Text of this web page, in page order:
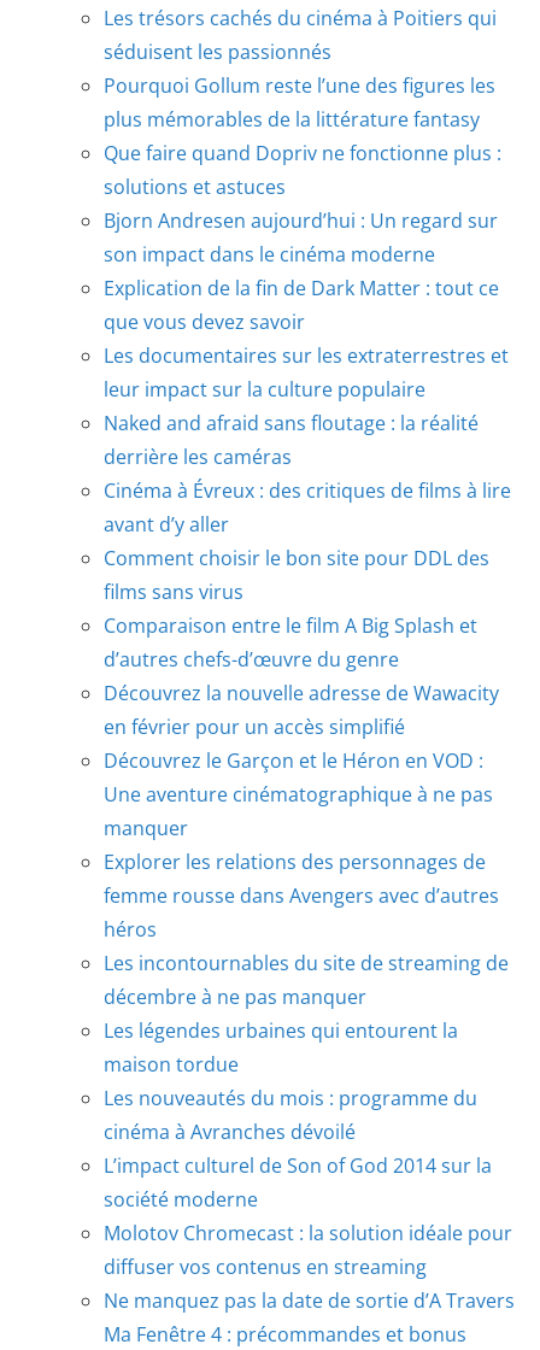
Les trésors cachés du cinéma à Poitiers qui
séduisent les passionnés
Pourquoi Gollum reste l’une des figures les
plus mémorables de la littérature fantasy
Que faire quand Dopriv ne fonctionne plus :
solutions et astuces
Bjorn Andresen aujourd’hui : Un regard sur
son impact dans le cinéma moderne
Explication de la fin de Dark Matter : tout ce
que vous devez savoir
Les documentaires sur les extraterrestres et
leur impact sur la culture populaire
Naked and afraid sans floutage : la réalité
derrière les caméras
Cinéma à Évreux : des critiques de films à lire
avant d’y aller
Comment choisir le bon site pour DDL des
films sans virus
Comparaison entre le film A Big Splash et
d’autres chefs-d’œuvre du genre
Découvrez la nouvelle adresse de Wawacity
en février pour un accès simplifié
Découvrez le Garçon et le Héron en VOD :
Une aventure cinématographique à ne pas
manquer
Explorer les relations des personnages de
femme rousse dans Avengers avec d’autres
héros
Les incontournables du site de streaming de
décembre à ne pas manquer
Les légendes urbaines qui entourent la
maison tordue
Les nouveautés du mois : programme du
cinéma à Avranches dévoilé
L’impact culturel de Son of God 2014 sur la
société moderne
Molotov Chromecast : la solution idéale pour
diffuser vos contenus en streaming
Ne manquez pas la date de sortie d’A Travers
Ma Fenêtre 4 : précommandes et bonus